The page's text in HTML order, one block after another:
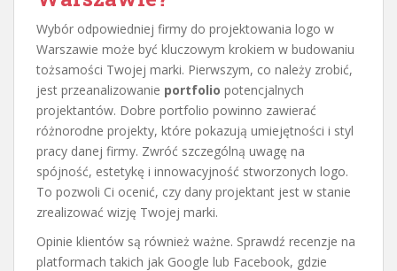
Wybór odpowiedniej firmy do projektowania logo w
Warszawie może być kluczowym krokiem w budowaniu
tożsamości Twojej marki. Pierwszym, co należy zrobić,
jest przeanalizowanie portfolio potencjalnych
projektantów. Dobre portfolio powinno zawierać
różnorodne projekty, które pokazują umiejętności i styl
pracy danej firmy. Zwróć szczególną uwagę na
spójność, estetykę i innowacyjność stworzonych logo.
To pozwoli Ci ocenić, czy dany projektant jest w stanie
zrealizować wizję Twojej marki.
Opinie klientów są również ważne. Sprawdź recenzje na
platformach takich jak Google lub Facebook, gdzie